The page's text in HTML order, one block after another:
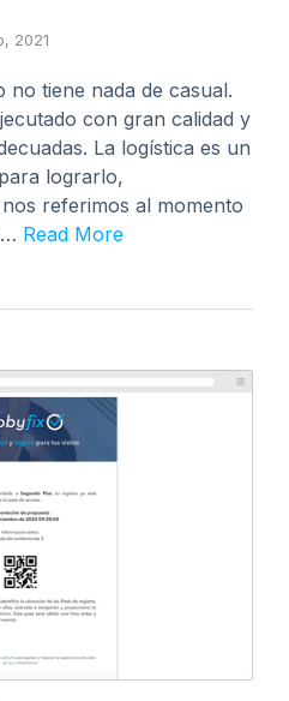
2021
no tiene nada de casual.
con gran calidad y
La logística es un
lograrlo,
referimos al momento
Read More